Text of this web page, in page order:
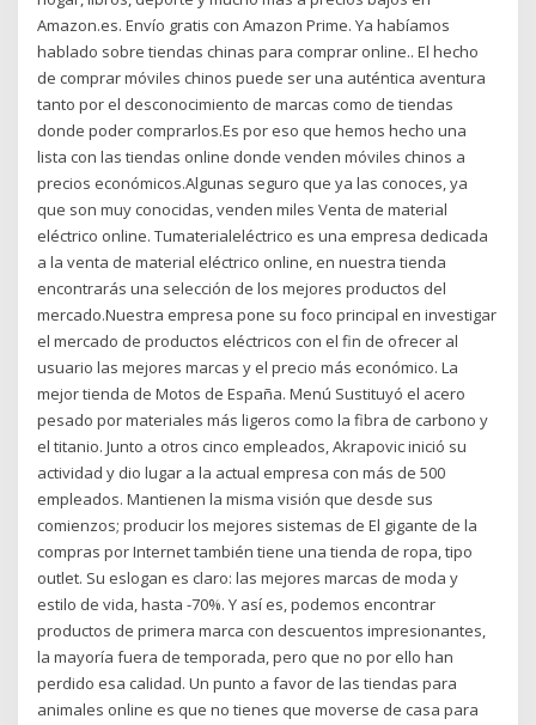
Amazon.es. Envío gratis con Amazon Prime. Ya habíamos
hablado sobre tiendas chinas para comprar online.. El hecho
de comprar móviles chinos puede ser una auténtica aventura
tanto por el desconocimiento de marcas como de tiendas
donde poder comprarlos.Es por eso que hemos hecho una
lista con las tiendas online donde venden móviles chinos a
precios económicos.Algunas seguro que ya las conoces, ya
que son muy conocidas, venden miles Venta de material
eléctrico online. Tumaterialeléctrico es una empresa dedicada
a la venta de material eléctrico online, en nuestra tienda
encontrarás una selección de los mejores productos del
mercado.Nuestra empresa pone su foco principal en investigar
el mercado de productos eléctricos con el fin de ofrecer al
usuario las mejores marcas y el precio más económico. La
mejor tienda de Motos de España. Menú Sustituyó el acero
pesado por materiales más ligeros como la fibra de carbono y
el titanio. Junto a otros cinco empleados, Akrapovic inició su
actividad y dio lugar a la actual empresa con más de 500
empleados. Mantienen la misma visión que desde sus
comienzos; producir los mejores sistemas de El gigante de la
compras por Internet también tiene una tienda de ropa, tipo
outlet. Su eslogan es claro: las mejores marcas de moda y
estilo de vida, hasta -70%. Y así es, podemos encontrar
productos de primera marca con descuentos impresionantes,
la mayoría fuera de temporada, pero que no por ello han
perdido esa calidad. Un punto a favor de las tiendas para
animales online es que no tienes que moverse de casa para